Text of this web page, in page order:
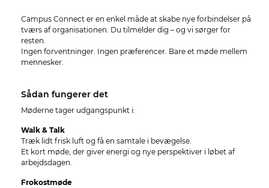
Campus Connect er en enkel måde at skabe nye forbindelser på
tværs af organisationen. Du tilmelder dig – og vi sørger for
resten.
Ingen forventninger. Ingen præferencer. Bare et møde mellem
mennesker.
Sådan fungerer det
Møderne tager udgangspunkt i:
Walk & Talk
Træk lidt frisk luft og få en samtale i bevægelse.
Et kort møde, der giver energi og nye perspektiver i løbet af
arbejdsdagen.
Frokostmøde